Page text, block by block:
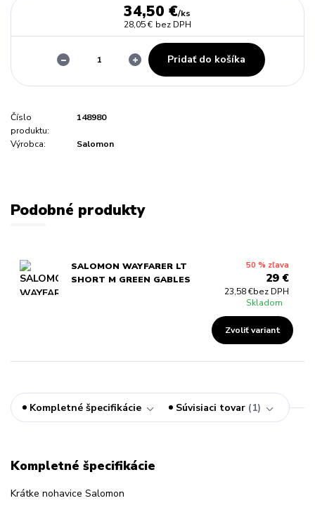
34,50 €/ks
28,05 € bez DPH
Pridať do košíka
Číslo
produktu:
148980
Výrobca: Salomon
Podobné produkty
SALOMON WAYFARER LT
SHORT M GREEN GABLES
50 % zľava
29 €
23,58 €bez DPH
Skladom
Zvoliť variant
Kompletné špecifikácie Súvisiaci tovar 1
Kompletné špecifikácie
Krátke nohavice Salomon